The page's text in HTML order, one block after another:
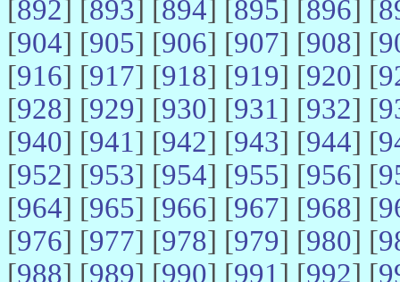
[892] [893] [894] [895] [896] [
[904] [905] [906] [907] [908] [
[916] [917] [918] [919] [920] [
[928] [929] [930] [931] [932] [
[940] [941] [942] [943] [944] [
[952] [953] [954] [955] [956] [
[964] [965] [966] [967] [968] [
[976] [977] [978] [979] [980] [
[988] [989] [990] [991] [992] [